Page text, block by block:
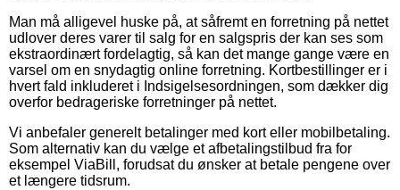
Man må alligevel huske på, at såfremt en forretning på nettet
udlover deres varer til salg for en salgspris der kan ses som
ekstraordinært fordelagtig, så kan det mange gange være en
varsel om en snydagtig online forretning. Kortbestillinger er i
hvert fald inkluderet i Indsigelsesordningen, som dækker dig
overfor bedrageriske forretninger på nettet.
Vi anbefaler generelt betalinger med kort eller mobilbetaling.
Som alternativ kan du vælge et afbetalingstilbud fra for
eksempel ViaBill, forudsat du ønsker at betale pengene over
et længere tidsrum.